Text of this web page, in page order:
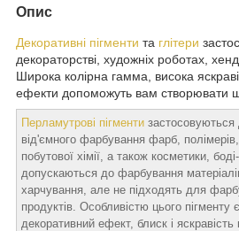
Опис
Декоративні пігменти та глітери
декораторстві, художніх роботах,
Широка колірна гамма, висока
ефекти допоможуть вам створювати
Перламутрові пігменти
від'ємного фарбування фарб,
побутової хімії, а також косметики,
допускаються до фарбування
харчування, але не підходять для
продуктів. Особливістю цього пігменту
декоративний ефект, блиск і